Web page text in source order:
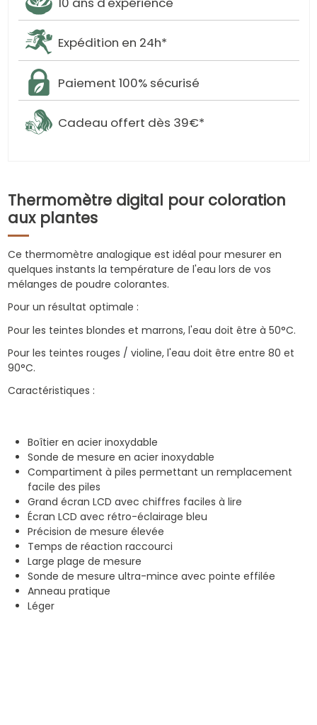
Expédition en 24h*
Paiement 100% sécurisé
Cadeau offert dès 39€*
Thermomètre digital pour coloration
aux plantes
Ce thermomètre analogique est idéal pour mesurer en
quelques instants la température de l'eau lors de vos
mélanges de poudre colorantes.
Pour un résultat optimale :
Pour les teintes blondes et marrons, l'eau doit être à 50°C.
Pour les teintes rouges / violine, l'eau doit être entre 80 et
90°C.
Caractéristiques :
Boîtier en acier inoxydable
Sonde de mesure en acier inoxydable
Compartiment à piles permettant un remplacement
facile des piles
Grand écran LCD avec chiffres faciles à lire
Écran LCD avec rétro-éclairage bleu
Précision de mesure élevée
Temps de réaction raccourci
Large plage de mesure
Sonde de mesure ultra-mince avec pointe effilée
Anneau pratique
Léger